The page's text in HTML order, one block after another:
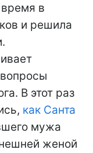
в
и решила
В этот раз
как Санта
мужа
женой